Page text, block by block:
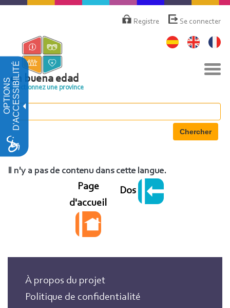
OPTIONSD'ACCESSIBILITÉ
Aller
principal
deRegistre Se connecter
la
en buena edad
Sélectionnez une province
Chercher
Il n'y a pas de contenu dans cette langue.
Page
d'accueil
Dos
À propos du projet
Politique de confidentialité